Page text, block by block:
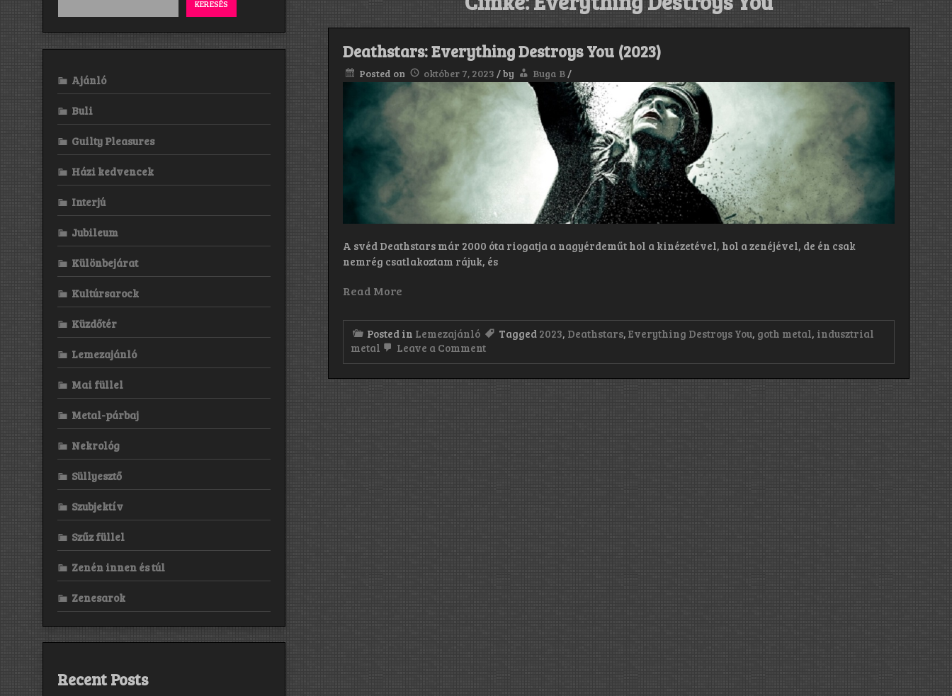
Deathstars: Everything Destroys You (2023)
Posted on október 7, 2023 /by Buga B/
A svéd Deathstars már 2000 óta riogatja a nagyérdeműt hol a kinézetével, hol a zenéjével, de én csak
nemrég csatlakoztam rájuk, és
Read More
Posted in Lemezajánló Tagged 2023, Deathstars,Everything Destroys You, goth metal, indusztrial
metal
Leave a Commenton
Destroys
KERESÉS
Ajánló
Buli
Guilty Pleasures
Házi kedvencek
Interjú
Jubileum
Különbejárat
Kultúrsarock
Küzdőtér
Lemezajánló
Mai füllel
Metal-párbaj
Nekrológ
Süllyesztő
Szubjektív
Szűz füllel
Zenén innen és túl
Zenesarok
Recent Posts